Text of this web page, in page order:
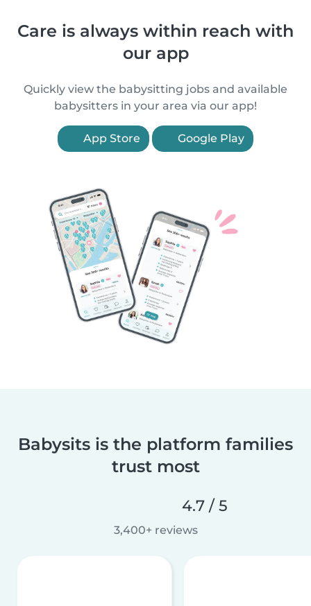
Care is always within reach with
our app
Quickly view the babysitting jobs and available
babysitters in your area via our app!
App Store Google Play
Babysits is the platform families
trust most
4.7 / 5
3,400+ reviews